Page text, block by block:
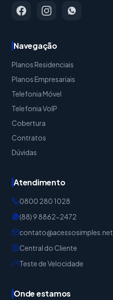
Navegação
Planos Residenciais
Planos Empresariais
Telefonia Móvel
Telefonia VoIP
Cobertura
Contratos
Dúvidas
Atendimento
0800 280 1028
(88) 9 8862-2472
contato@acessosimples.net
Central do Cliente
Teste de Velocidade
Onde estamos